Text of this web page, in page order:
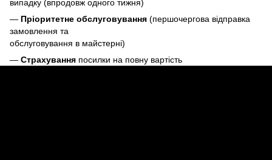
випадку (впродовж одного тижня)
— Пріоритетне обслуговування (першочергова відправка
замовлення та
обслуговування в майстерні)
— Страхування посилки на повну вартість